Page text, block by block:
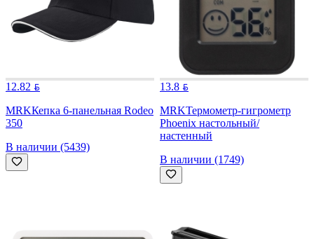
12.82
MRKКепка 6-панельная Rodeo
350
В наличии (5439)
13.8
MRKТермометр-гигрометр
Phoenix настольный/
настенный
В наличии (1749)